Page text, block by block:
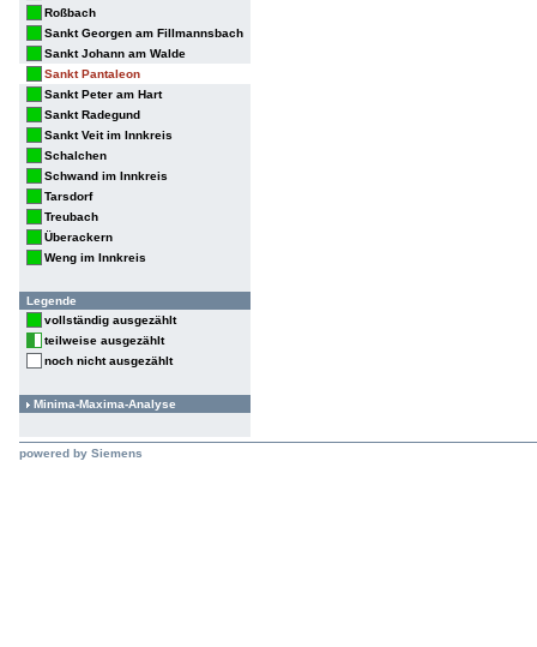
Roßbach
Sankt Georgen am Fillmannsbach
Sankt Johann am Walde
Sankt Pantaleon
Sankt Peter am Hart
Sankt Radegund
Sankt Veit im Innkreis
Schalchen
Schwand im Innkreis
Tarsdorf
Treubach
Überackern
Weng im Innkreis
Legende
vollständig ausgezählt
teilweise ausgezählt
noch nicht ausgezählt
Minima-Maxima-Analyse
powered by Siemens